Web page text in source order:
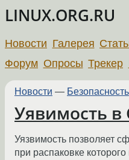
LINUX.ORG.RU
Новости Галерея
Форум Опросы Трекер
Новости — Безопасность
Уявимость в
Уязвимость позволяет
при распаковке